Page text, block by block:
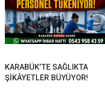
KARABÜK’TE SAĞLIKTA
ŞİKÂYETLER BÜYÜYOR!